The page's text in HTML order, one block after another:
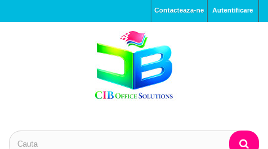
Autentificare
Contacteaza-ne